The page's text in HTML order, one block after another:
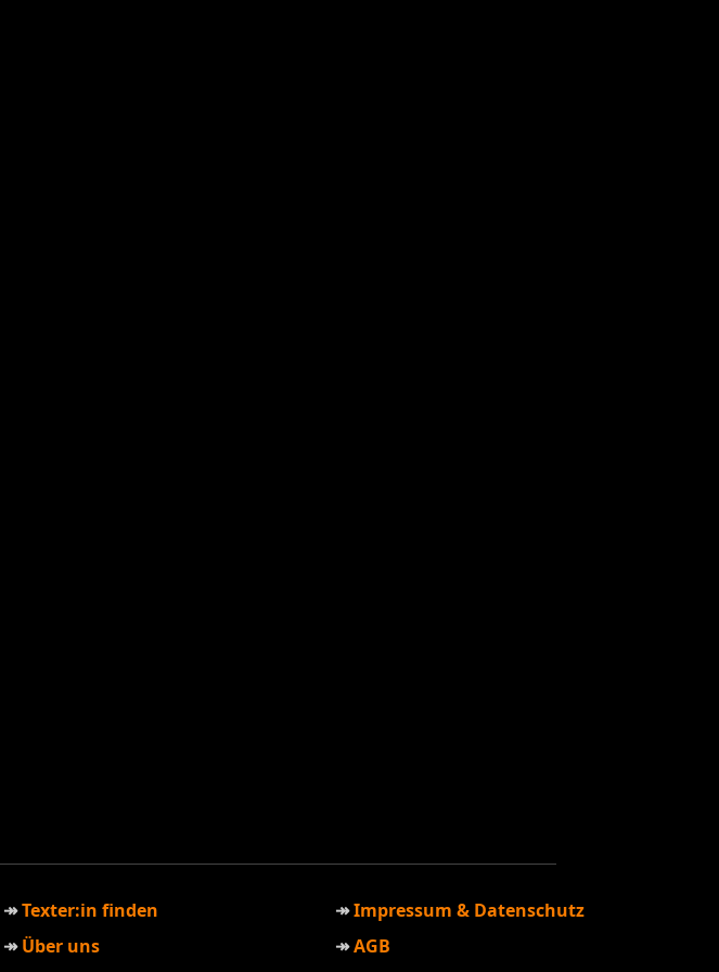
Texter:in finden
Über uns
Impressum & Datenschutz
AGB